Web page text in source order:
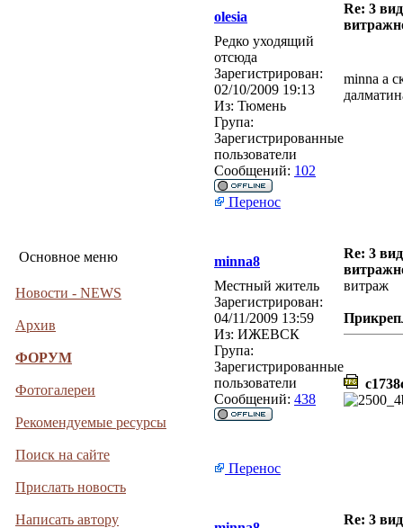
Основное меню
Новости - NEWS
Архив
ФОРУМ
Фотогалереи
Рекомендуемые ресурсы
Поиск на сайте
Прислать новость
Написать автору
olesia
Re: 3
Редко уходящий
отсюда
Зарегистрирован:
02/10/2009 19:13
Из: Тюмень
Група:
Зарегистрированные
пользователи
Сообщений: 102
minna а
Перенос
minna8
Re: 3
Местный житель
Зарегистрирован:
04/11/2009 13:59
Из: ИЖЕВСК
Група:
Зарегистрированные
пользователи
Сообщений: 438
витраж
Перенос
Re: 3